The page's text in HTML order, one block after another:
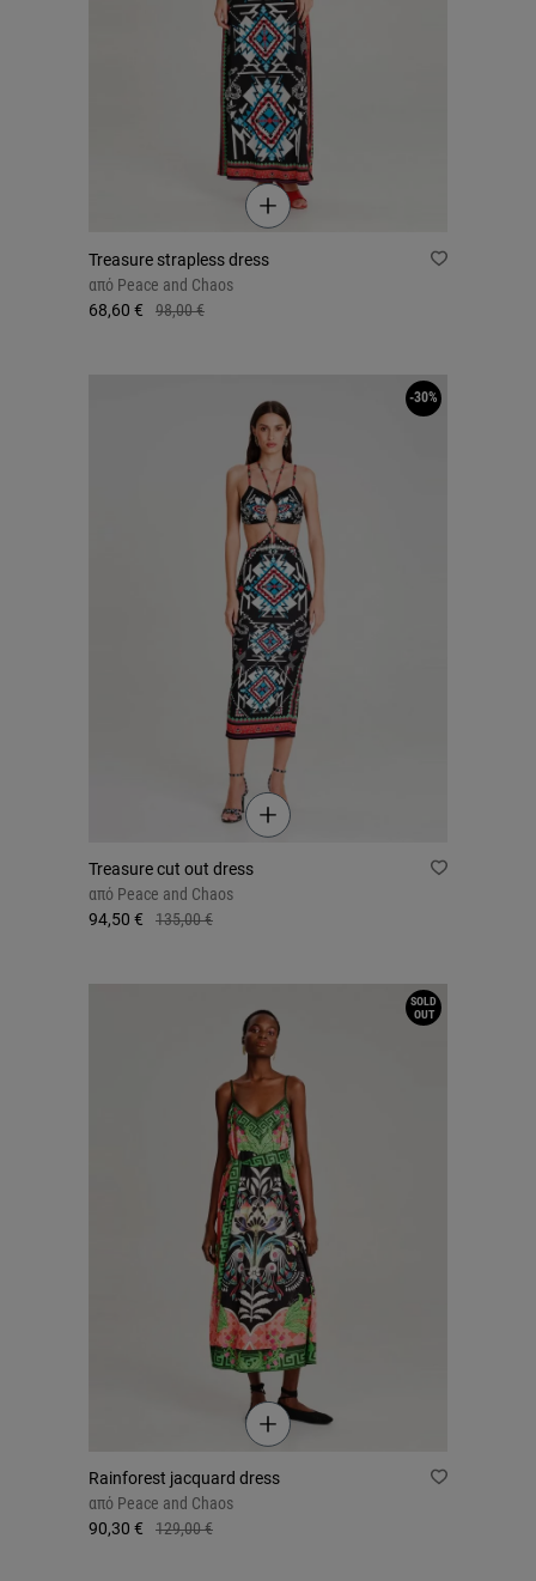
Treasure strapless dress
από Peace and Chaos
68,60 €
98,00 €
Treasure cut out dress
από Peace and Chaos
94,50 €
135,00 €
-30%
Rainforest jacquard dress
από Peace and Chaos
90,30 €
129,00 €
SOLD
OUT